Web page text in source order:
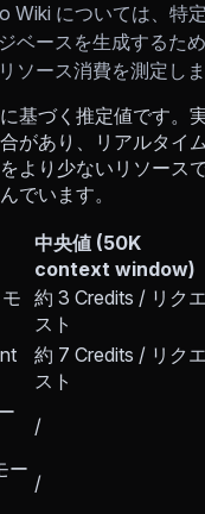
Wiki については、特
ベースを生成するた
ソース消費を測定しま
基づく推定値です。
があり、リアルタイ
より少ないリソース
でいます。
中央値 (50K
context window)
約 3 Credits / リクエ
スト
約 7 Credits / リクエ
スト
/
ー
/